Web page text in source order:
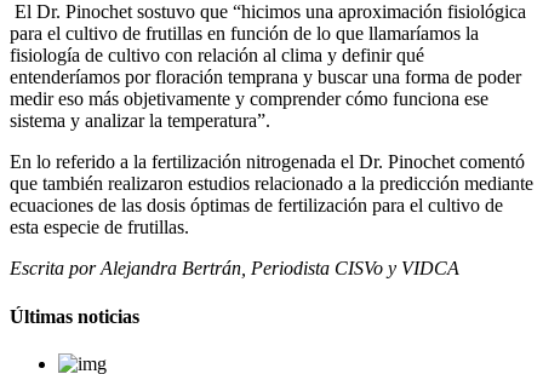
El Dr. Pinochet sostuvo que “hicimos una aproximación fisiológica
para el cultivo de frutillas en función de lo que llamaríamos la
fisiología de cultivo con relación al clima y definir qué
entenderíamos por floración temprana y buscar una forma de poder
medir eso más objetivamente y comprender cómo funciona ese
sistema y analizar la temperatura”.
En lo referido a la fertilización nitrogenada el Dr. Pinochet comentó
que también realizaron estudios relacionado a la predicción mediante
ecuaciones de las dosis óptimas de fertilización para el cultivo de
esta especie de frutillas.
Escrita por Alejandra Bertrán, Periodista CISVo y VIDCA
Últimas noticias